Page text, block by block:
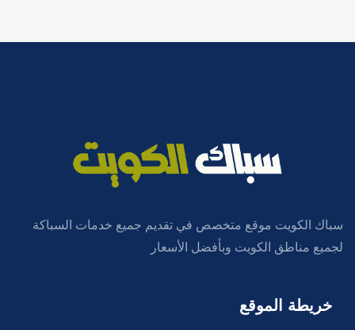
سباك الكويت موقع متخصص في تقديم جميع خدمات السباكة
لجميع مناطق الكويت وبأفضل الأسعار
خريطة الموقع